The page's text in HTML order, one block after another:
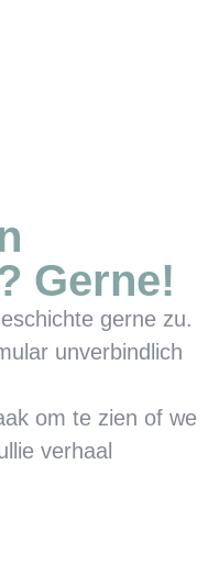
Gerne!
gerne zu.
unverbindlich
om te zien of we
verhaal